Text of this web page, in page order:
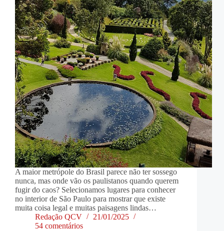
A maior metrópole do Brasil parece não ter sossego
nunca, mas onde vão os paulistanos quando querem
fugir do caos? Selecionamos lugares para conhecer
no interior de São Paulo para mostrar que existe
muita coisa legal e muitas paisagens lindas…
Redação QCV
21/01/2025
54 comentários